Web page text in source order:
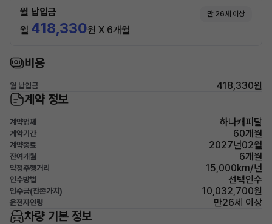
월 납입금 만 26세 이상
월 418,330원 X 6개월
비용
월 납입금 418,330원
계약 정보
계약업체 하나캐피탈
계약기간 60개월
계약종료 2027년02월
잔여개월 6개월
약정주행거리 15,000km/년
인수방법 선택인수
인수금(잔존가치) 10,032,700원
운전자연령 만26세 이상
차량 기본 정보